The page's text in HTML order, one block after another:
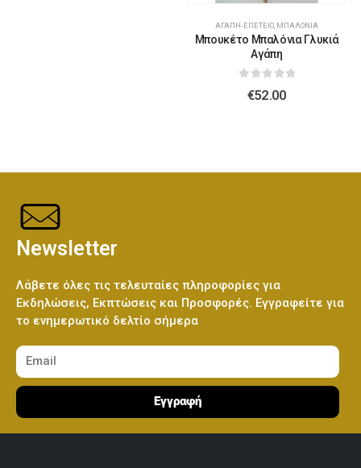
Λούτρινο Γίγας 100-140εκ
Ελεφαντάκι Γαλάζιο 50εκ (€70.00)
ΑΓΆΠΗ-ΕΠΈΤΕΙΟ, ΜΠΑΛΌΝΙΑ
Μπουκέτο Μπαλόνια Γλυκιά
Αγάπη
€52.00
Newsletter
Λάβετε όλες τις τελευταίες πληροφορίες για
Εκδηλώσεις, Εκπτώσεις και Προσφορές. Εγγραφείτε για
το ενημερωτικό δελτίο σήμερα
Εγγραφή